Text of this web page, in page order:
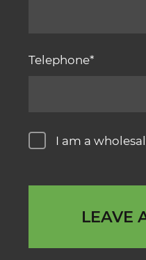
Telephone
I am a
LEAVE